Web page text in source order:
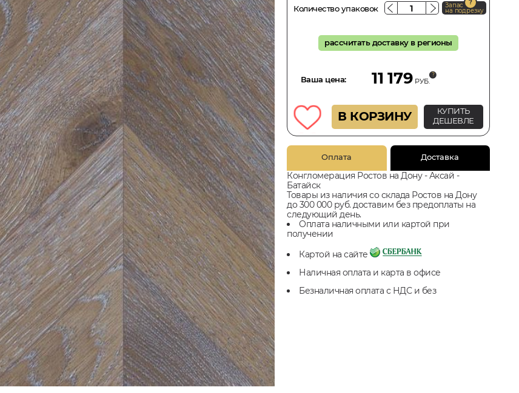
Количество упаковок Запас
на подрезку
рассчитать доставку в регионы
Ваша цена: 11 179 РУБ.
В КОРЗИНУ
КУПИТЬ
ДЕШЕВЛЕ
Оплата Доставка
Конгломерация Ростов на Дону - Аксай -
Батайск
Товары из наличия со склада Ростов на Дону
до 300 000 руб. доставим без предоплаты на
следующий день.
Оплата наличными или картой при
получении
Картой на сайте
Наличная оплата и карта в офисе
Безналичная оплата с НДС и без